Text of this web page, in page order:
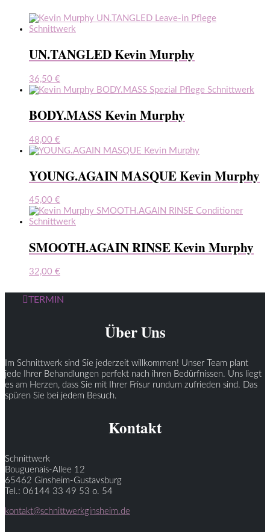
UN.TANGLED Kevin Murphy
36,50 €
BODY.MASS Kevin Murphy
48,00 €
YOUNG.AGAIN MASQUE Kevin Murphy
45,00 €
SMOOTH.AGAIN RINSE Kevin Murphy
32,00 €
TERMIN
Über Uns
Im Schnittwerk sind Sie jederzeit willkommen! Unser Team plant
jede Ihrer Behandlungen perfekt nach ihren Bedürfnissen. Uns liegt
es am Herzen, dass Sie mit Ihrer Frisur rundum zufrieden sind. Das
spüren Sie bei jedem Besuch.
Kontakt
Schnittwerk
Bouguenais-Allee 12
65462 Ginsheim-Gustavsburg
Tel.: 06144 33 49 53 o. 54
kontakt@schnittwerkginsheim.de